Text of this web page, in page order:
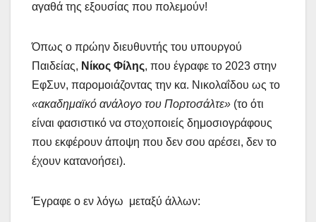
αγαθά της εξουσίας που πολεμούν!
Όπως ο πρώην διευθυντής του υπουργού
Παιδείας, Νίκος Φίλης, που έγραφε το 2023 στην
ΕφΣυν, παρομοιάζοντας την κα. Νικολαΐδου ως το
«ακαδημαϊκό ανάλογο του Πορτοσάλτε» (το ότι
είναι φασιστικό να στοχοποιείς δημοσιογράφους
που εκφέρουν άποψη που δεν σου αρέσει, δεν το
έχουν κατανοήσει).
Έγραφε ο εν λόγω μεταξύ άλλων: